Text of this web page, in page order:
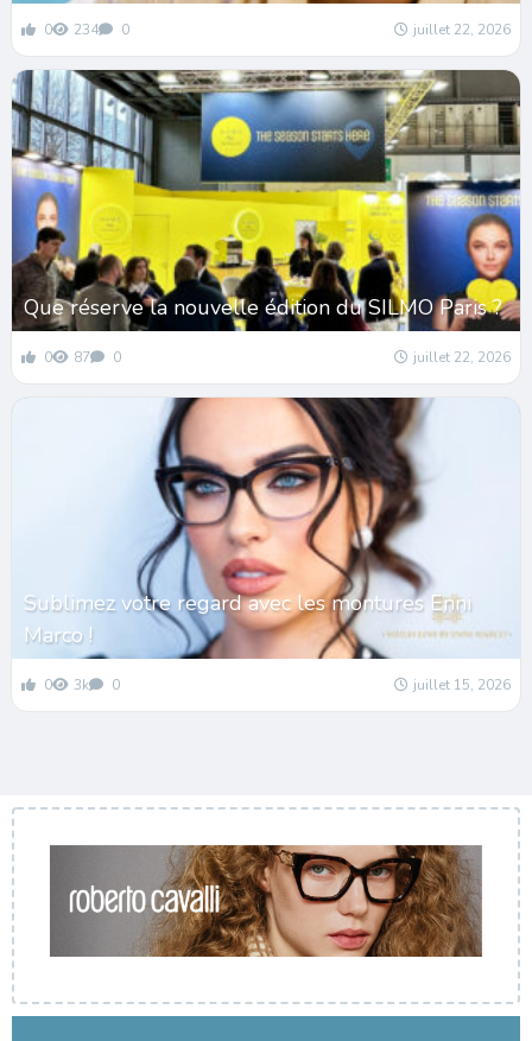
0 234 0 juillet 22, 2026
Que réserve la nouvelle édition du SILMO Paris ?
0 87 0 juillet 22, 2026
Sublimez votre regard avec les montures Enni
Marco !
0 3k 0 juillet 15, 2026